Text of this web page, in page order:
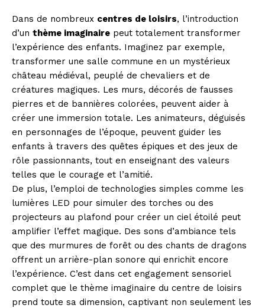
Dans de nombreux centres de loisirs, l’introduction
d’un thème imaginaire peut totalement transformer
l’expérience des enfants. Imaginez par exemple,
transformer une salle commune en un mystérieux
château médiéval, peuplé de chevaliers et de
créatures magiques. Les murs, décorés de fausses
pierres et de bannières colorées, peuvent aider à
créer une immersion totale. Les animateurs, déguisés
en personnages de l’époque, peuvent guider les
enfants à travers des quêtes épiques et des jeux de
rôle passionnants, tout en enseignant des valeurs
telles que le courage et l’amitié.
De plus, l’emploi de technologies simples comme les
lumières LED pour simuler des torches ou des
projecteurs au plafond pour créer un ciel étoilé peut
amplifier l’effet magique. Des sons d’ambiance tels
que des murmures de forêt ou des chants de dragons
offrent un arrière-plan sonore qui enrichit encore
l’expérience. C’est dans cet engagement sensoriel
complet que le thème imaginaire du centre de loisirs
prend toute sa dimension, captivant non seulement les